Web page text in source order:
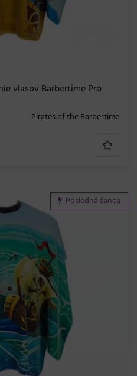
vlasov Barbertime Pro
Pirates of the Barbertime
Posledná šanca